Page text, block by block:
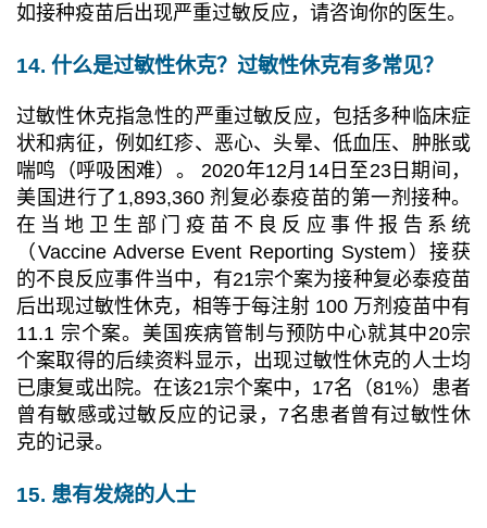
如接种疫苗后出现严重过敏反应，请咨询你的医生。
14. 什么是过敏性休克？过敏性休克有多常见？
过敏性休克指急性的严重过敏反应，包括多种临床症
状和病征，例如红疹、恶心、头晕、低血压、肿胀或
喘鸣（呼吸困难）。 2020年12月14日至23日期间，
美国进行了1,893,360 剂复必泰疫苗的第一剂接种。
在当地卫生部门疫苗不良反应事件报告系统
（Vaccine Adverse Event Reporting System）接获
的不良反应事件当中，有21宗个案为接种复必泰疫苗
后出现过敏性休克，相等于每注射 100 万剂疫苗中有
11.1 宗个案。美国疾病管制与预防中心就其中20宗
个案取得的后续资料显示，出现过敏性休克的人士均
已康复或出院。在该21宗个案中，17名（81%）患者
曾有敏感或过敏反应的记录，7名患者曾有过敏性休
克的记录。
15. 患有发烧的人士